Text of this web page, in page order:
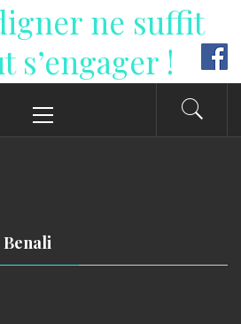
ne suffit
s’engager !
principal